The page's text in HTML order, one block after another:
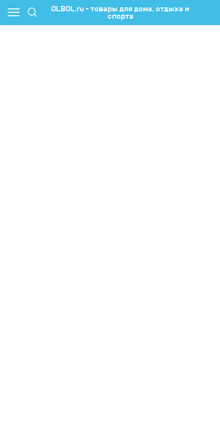
OLBOL.ru - товары для дома, отдыха и
спорта